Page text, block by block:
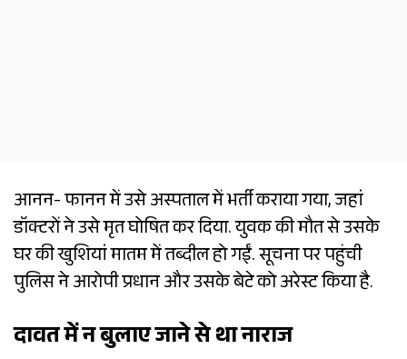
आनन- फानन में उसे अस्पताल में भर्ती कराया गया, जहां
डॉक्टरों ने उसे मृत घोषित कर दिया. युवक की मौत से उसके
घर की खुशियां मातम में तब्दील हो गईं. सूचना पर पहुंची
पुलिस ने आरोपी प्रधान और उसके बेटे को अरेस्ट किया है.
दावत में न बुलाए जाने से था नाराज